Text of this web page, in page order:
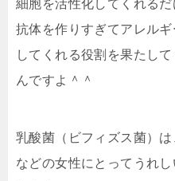
細胞を活性化してくれる
抗体を作りすぎてアレル
してくれる役割を果たして
んですよ＾＾
乳酸菌（ビフィズス菌）
などの女性にとってうれ